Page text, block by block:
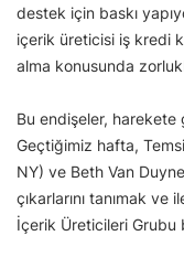
destek için baskı
içerik üreticisi iş kredi
alma konusunda
Bu endişeler,
Geçtiğimiz hafta,
NY) ve Beth Van
çıkarlarını tanımak
İçerik Üreticileri Grubu